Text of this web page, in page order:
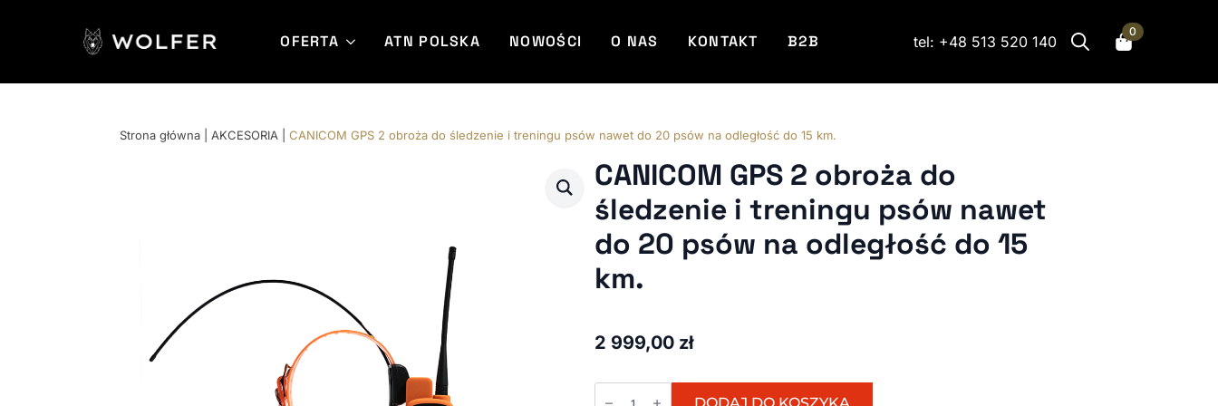
OFERTA ATN POLSKA NOWOŚCI O NAS KONTAKT B2B
tel: +48 513 520 140
0
Strona główna AKCESORIA CANICOM GPS 2 obroża do śledzenie i treningu psów nawet do 20 psów na odległość do 15 km.
CANICOM GPS 2 obroża do
śledzenie i treningu psów nawet
do 20 psów na odległość do 15
km.
2 999,00 zł
ilość
CANICOM